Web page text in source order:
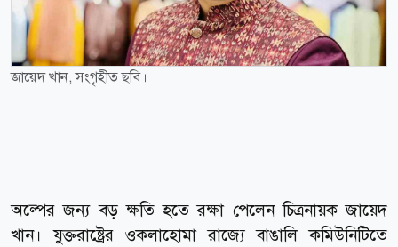
জায়েদ খান, সংগৃহীত ছবি।
অল্পের জন্য বড় ক্ষতি হতে রক্ষা পেলেন চিত্রনায়ক জায়েদ
খান। যুক্তরাষ্ট্রের ওকলাহোমা রাজ্যে বাঙালি কমিউনিটিতে